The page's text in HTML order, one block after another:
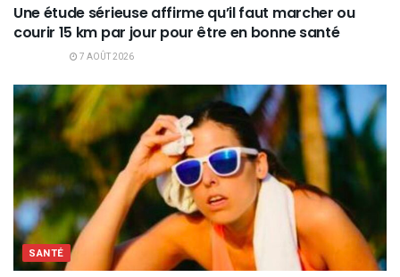
Une étude sérieuse affirme qu’il faut marcher ou
courir 15 km par jour pour être en bonne santé
7 AOÛT 2026
SANTÉ